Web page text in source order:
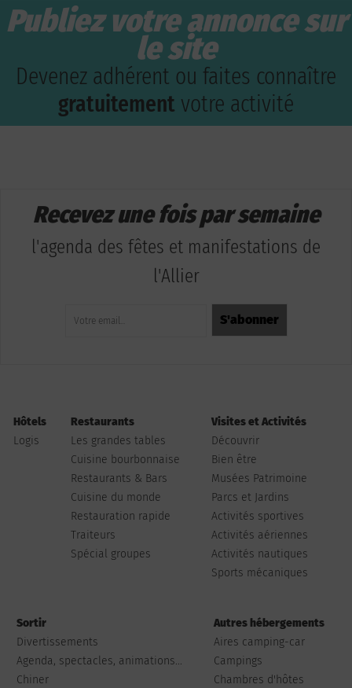
Publiez votre annonce sur
le site
Devenez adhérent ou faites connaître
gratuitement votre activité
Recevez une fois par semaine
l'agenda des fêtes et manifestations de
l'Allier
Hôtels
Logis
Restaurants
Les grandes tables
Cuisine bourbonnaise
Restaurants & Bars
Cuisine du monde
Restauration rapide
Traiteurs
Spécial groupes
Visites et Activités
Découvrir
Bien être
Musées Patrimoine
Parcs et Jardins
Activités sportives
Activités aériennes
Activités nautiques
Sports mécaniques
Sortir
Divertissements
Agenda, spectacles, animations...
Chiner
Autres hébergements
Aires camping-car
Campings
Chambres d'hôtes